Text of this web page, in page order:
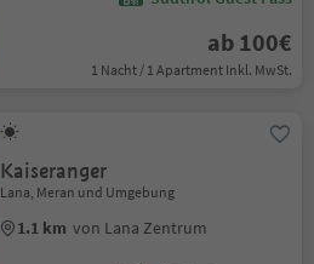
ab 100€
1 Nacht / 1 Apartment Inkl. MwSt.
Kaiseranger
Lana, Meran und Umgebung
1.1 km von Lana Zentrum